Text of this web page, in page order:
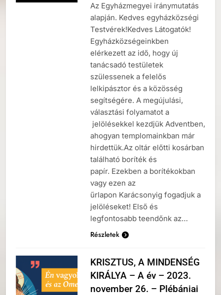
Az Egyházmegyei iránymutatás
alapján. Kedves egyházközségi
Testvérek!Kedves Látogatók!
Egyházközségeinkben
elérkezett az idő, hogy új
tanácsadó testületek
szülessenek a felelős
lelkipásztor és a közösség
segítségére. A megújulási,
választási folyamatot a
jelölésekkel kezdjük Adventben,
ahogyan templomainkban már
hirdettük.Az oltár előtti kosárban
található boríték és
papír. Ezekben a borítékokban
vagy ezen az
űrlapon Karácsonyig fogadjuk a
jelöléseket! Első és
legfontosabb teendőnk az…
Részletek
KRISZTUS, A MINDENSÉG
KIRÁLYA – A év – 2023.
november 26. – Plébániai